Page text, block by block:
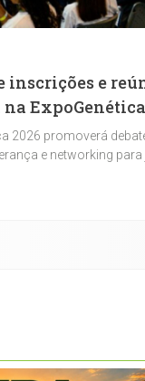
inscrições e
2026 promoverá
e networking para